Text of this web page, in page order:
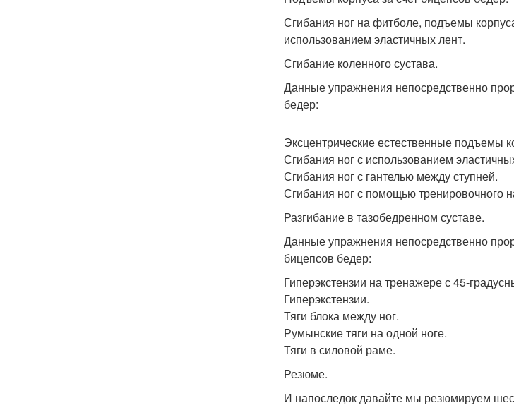
Сгибания ног на фитболе, подъемы
использованием эластичных лент.
Сгибание коленного сустава.
Данные упражнения непосредственно
бедер:
Эксцентрические естественные подъемы
Сгибания ног с использованием
Сгибания ног с гантелью между ступней.
Сгибания ног с помощью тренировочного
Разгибание в тазобедренном суставе.
Данные упражнения непосредственно
бицепсов бедер:
Гиперэкстензии на тренажере с 45-
Гиперэкстензии.
Тяги блока между ног.
Румынские тяги на одной ноге.
Тяги в силовой раме.
Резюме.
И напоследок давайте мы резюмируем